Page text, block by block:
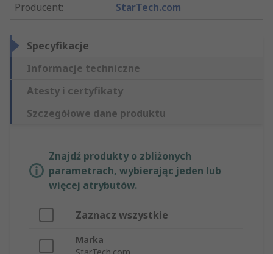
Producent: StarTech.com
Specyfikacje
Informacje techniczne
Atesty i certyfikaty
Szczegółowe dane produktu
Znajdź produkty o zbliżonych
parametrach, wybierając jeden lub
więcej atrybutów.
Zaznacz wszystkie
Marka